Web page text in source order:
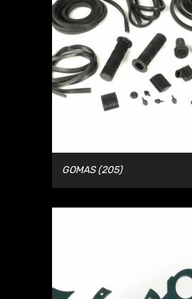
GOMAS(205)